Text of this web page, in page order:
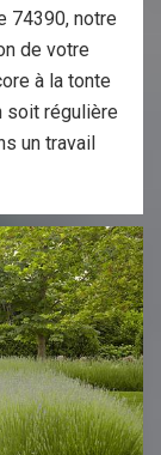
74390, notre
de votre
à la tonte
soit régulière
un travail